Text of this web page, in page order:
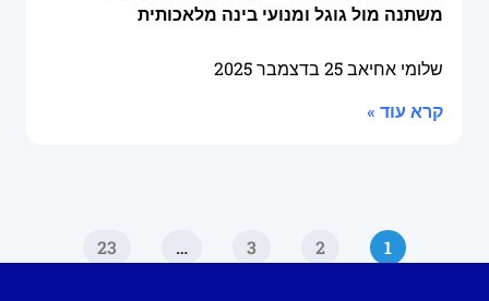
משתנה מול גוגל ומנועי בינה מלאכותית
שלומי אחיאב25 בדצמבר 2025
קרא עוד »
1
2
3
…
23